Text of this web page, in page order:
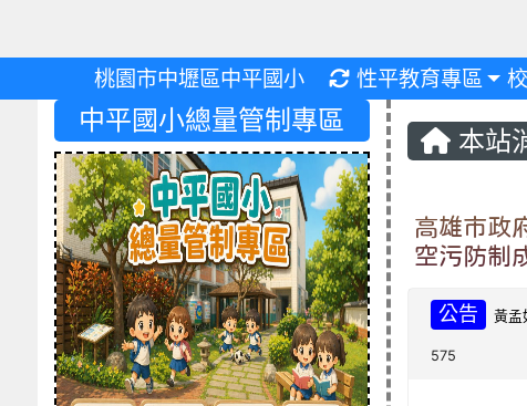
桃園市中壢區中平國小 重新取得佈景設定
性平教育專區
本站
高雄市政
空污防制
公告 黃孟
575
中平國小總量管制專區